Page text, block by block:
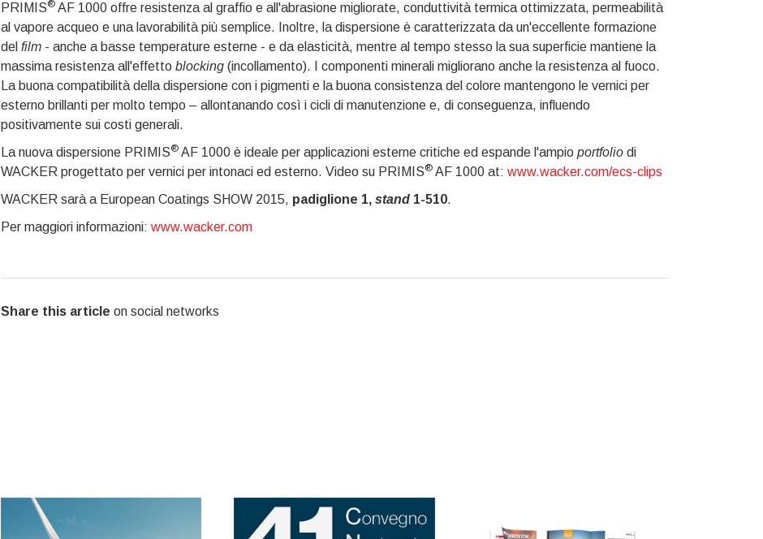
PRIMIS®AF 1000 offre resistenza al graffio e all'abrasione migliorate, conduttività termica ottimizzata, permeabilità
al vapore acqueo e una lavorabilità più semplice. Inoltre, la dispersione è caratterizzata da un'eccellente formazione
del film- anche a basse temperature esterne - e da elasticità, mentre al tempo stesso la sua superficie mantiene la
massima resistenza all'effetto blocking(incollamento). I componenti minerali migliorano anche la resistenza al fuoco.
La buona compatibilità della dispersione con i pigmenti e la buona consistenza del colore mantengono le vernici per
esterno brillanti per molto tempo – allontanando così i cicli di manutenzione e, di conseguenza, influendo
positivamente sui costi generali.
La nuova dispersione PRIMIS®AF 1000 è ideale per applicazioni esterne critiche ed espande l'ampio portfoliodi
WACKER progettato per vernici per intonaci ed esterno. Video su PRIMIS®AF 1000 at: www.wacker.com/ecs-clips
WACKER sarà a European Coatings SHOW 2015, padiglione 1, stand1-510.
Per maggiori informazioni: www.wacker.com
Share this article on social networks